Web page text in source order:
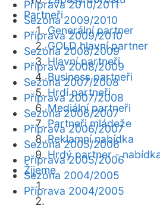
Partneři
Generální partner
GOLD hlavní partner
Hlavní partneři
Business partneři
Hrdí partneři
Mediální partneři
Partneři mládeže
Reklamní nabídka
Hrdý partner -
Žijeme
Příprava 2010/2011
Sezóna 2009/2010
Příprava 2009/2010
Sezóna 2008/2009
Příprava 2008/2009
Sezóna 2007/2008
Příprava 2007/2008
Sezóna 2006/2007
Příprava 2006/2007
Sezóna 2005/2006
Příprava 2005/2006
Sezóna 2004/2005
Příprava 2004/2005